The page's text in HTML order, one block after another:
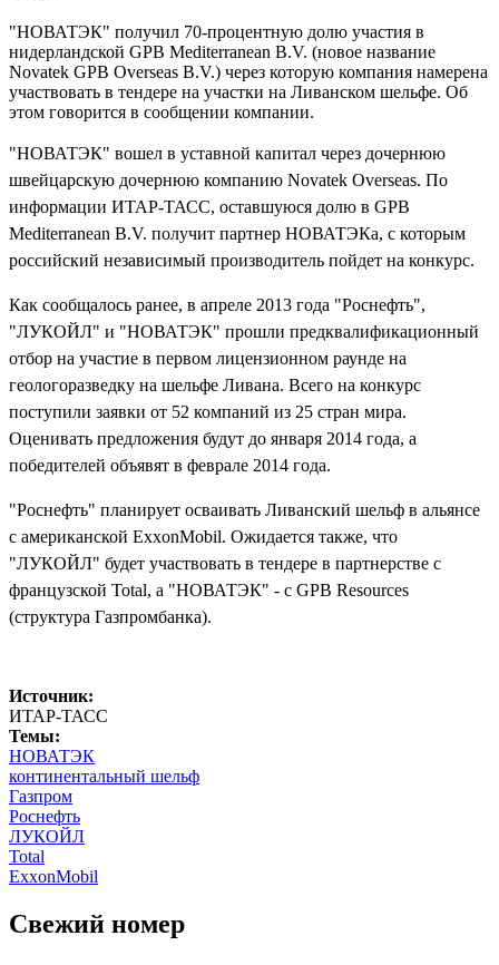
"НОВАТЭК" получил 70-процентную долю участия в
нидерландской GPB Mediterranean B.V. (новое название
Novatek GPB Overseas B.V.) через которую компания намерена
участвовать в тендере на участки на Ливанском шельфе. Об
этом говорится в сообщении компании.
"НОВАТЭК" вошел в уставной капитал через дочернюю
швейцарскую дочернюю компанию Novatek Overseas. По
информации ИТАР-ТАСС, оставшуюся долю в GPB
Mediterranean B.V. получит партнер НОВАТЭКа, с которым
российский независимый производитель пойдет на конкурс.
Как сообщалось ранее, в апреле 2013 года "Роснефть",
"ЛУКОЙЛ" и "НОВАТЭК" прошли предквалификационный
отбор на участие в первом лицензионном раунде на
геологоразведку на шельфе Ливана. Всего на конкурс
поступили заявки от 52 компаний из 25 стран мира.
Оценивать предложения будут до января 2014 года, а
победителей объявят в феврале 2014 года.
"Роснефть" планирует осваивать Ливанский шельф в альянсе
с американской ExxonMobil. Ожидается также, что
"ЛУКОЙЛ" будет участвовать в тендере в партнерстве с
французской Total, а "НОВАТЭК" - с GPB Resources
(структура Газпромбанка).
Источник:
ИТАР-ТАСС
Темы:
НОВАТЭК
континентальный шельф
Газпром
Роснефть
ЛУКОЙЛ
Total
ExxonMobil
Свежий номер